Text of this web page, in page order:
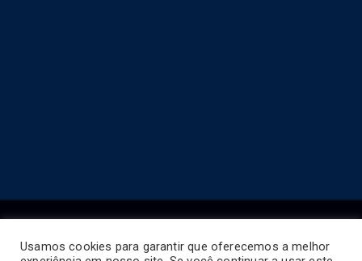
Usamos cookies para garantir que oferecemos a melhor